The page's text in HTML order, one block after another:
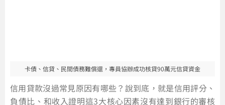
卡債、信貸、民間債務難償還，專員協辦成功核貸90萬元信貸資金
信用貸款沒過常見原因有哪些？說到底，就是信用評分、
負債比、和收入證明這3大核心因素沒有達到銀行的審核